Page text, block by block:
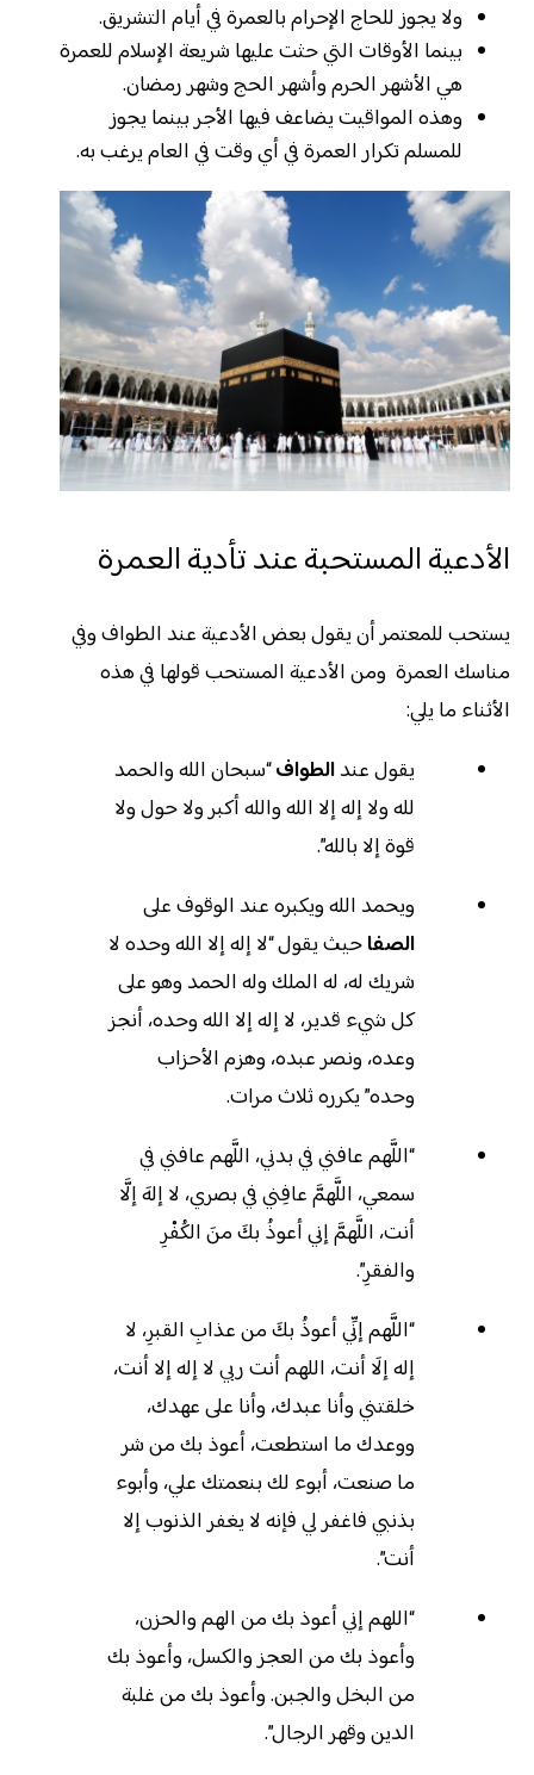
ولا يجوز للحاج الإحرام بالعمرة في أيام التشريق.
بينما الأوقات التي حثت عليها شريعة الإسلام للعمرة
هي الأشهر الحرم وأشهر الحج وشهر رمضان.
وهذه المواقيت يضاعف فيها الأجر بينما يجوز
للمسلم تكرار العمرة في أي وقت في العام يرغب به.
الأدعية المستحبة عند تأدية العمرة
يستحب للمعتمر أن يقول بعض الأدعية عند الطواف وفي
مناسك العمرة ومن الأدعية المستحب قولها في هذه
الأثناء ما يلي:
يقول عندالطواف“سبحان الله والحمد
لله ولا إله إلا الله والله أكبر ولا حول ولا
قوة إلا بالله”.
ويحمد الله ويكبره عند الوقوف على
الصفاحيث يقول “لا إله إلا الله وحده لا
شريك له، له الملك وله الحمد وهو على
كل شيء قدير، لا إله إلا الله وحده، أنجز
وعده، ونصر عبده، وهزم الأحزاب
وحده” يكرره ثلاث مرات.
“اللَّهم عافني في بدني، اللَّهم عافني في
سمعي، اللَّهمَّ عافِني في بصري، لا إلهَ إلَّا
أنت، اللَّهمَّ إني أعوذُ بكَ منَ الكُفْرِ
والفقرِ”.
“اللَّهم إنِّي أعوذُ بكَ من عذابِ القبرِ، لا
إله إلَا أنت، اللهم أنت ربي لا إله إلا أنت،
خلقتني وأنا عبدك، وأنا على عهدك،
ووعدك ما استطعت، أعوذ بك من شر
ما صنعت، أبوء لك بنعمتك علي، وأبوء
بذنبي فاغفر لي فإنه لا يغفر الذنوب إلا
أنت”.
“اللهم إني أعوذ بك من الهم والحزن،
وأعوذ بك من العجز والكسل، وأعوذ بك
من البخل والجبن. وأعوذ بك من غلبة
الدين وقهر الرجال”.